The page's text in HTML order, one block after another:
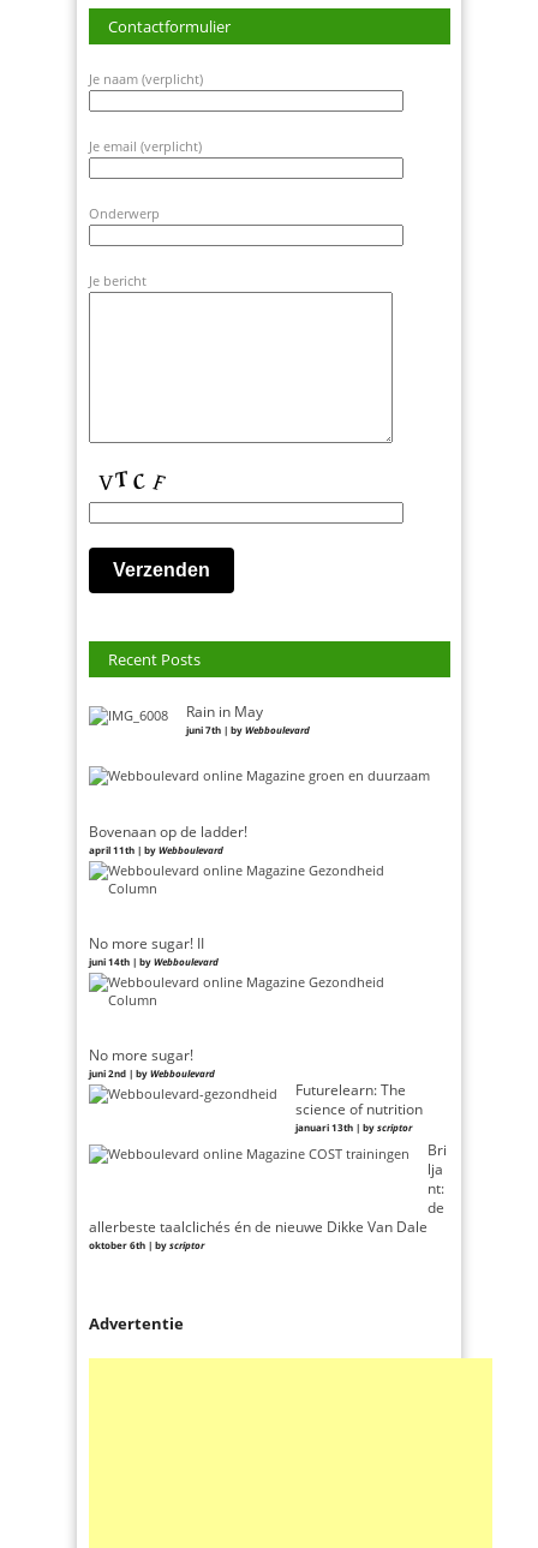
Contactformulier
Je naam (verplicht)
Je email (verplicht)
Onderwerp
Je bericht
Recent Posts
Rain in May
juni 7th | byWebboulevard
Bovenaan op de ladder!
april 11th | byWebboulevard
No more sugar! II
juni 14th | byWebboulevard
No more sugar!
juni 2nd | byWebboulevard
Futurelearn: The
science of nutrition
januari 13th | byscriptor
Bri
lja
nt:
de
allerbeste taalclichés én de nieuwe Dikke Van Dale
oktober 6th | byscriptor
Advertentie